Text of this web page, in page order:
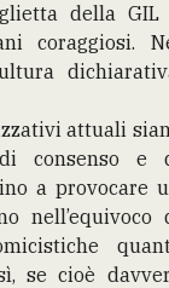
della GIL
coraggiosi.
attuali
consenso e
a provocare
nell’equivoco
se cioè